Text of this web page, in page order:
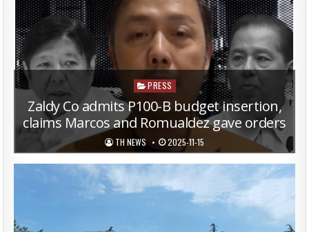
Posted
in
PRESS
Zaldy Co admits P100-B budget insertion,
claims Marcos and Romualdez gave orders
TH NEWS 2025-11-15